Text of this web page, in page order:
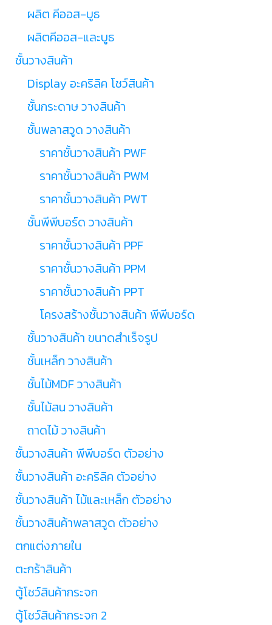
ผลิต คีออส-บูธ
ผลิตคีออส-และบูธ
ชั้นวางสินค้า
Display อะคริลิค โชว์สินค้า
ชั้นกระดาษ วางสินค้า
ชั้นพลาสวูด วางสินค้า
ราคาชั้นวางสินค้า PWF
ราคาชั้นวางสินค้า PWM
ราคาชั้นวางสินค้า PWT
ชั้นพีพีบอร์ด วางสินค้า
ราคาชั้นวางสินค้า PPF
ราคาชั้นวางสินค้า PPM
ราคาชั้นวางสินค้า PPT
โครงสร้างชั้นวางสินค้า พีพีบอร์ด
ชั้นวางสินค้า ขนาดสำเร็จรูป
ชั้นเหล็ก วางสินค้า
ชั้นไม้MDF วางสินค้า
ชั้นไม้สน วางสินค้า
ถาดไม้ วางสินค้า
ชั้นวางสินค้า พีพีบอร์ด ตัวอย่าง
ชั้นวางสินค้า อะคริลิค ตัวอย่าง
ชั้นวางสินค้า ไม้และเหล็ก ตัวอย่าง
ชั้นวางสินค้าพลาสวูด ตัวอย่าง
ตกแต่งภายใน
ตะกร้าสินค้า
ตู้โชว์สินค้ากระจก
ตู้โชว์สินค้ากระจก 2